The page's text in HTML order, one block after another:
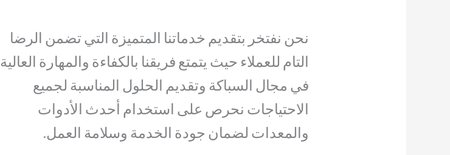
نحن نفتخر بتقديم خدماتنا المتميزة التي تضمن الرضا
التام للعملاء حيث يتمتع فريقنا بالكفاءة والمهارة العالية
في مجال السباكة وتقديم الحلول المناسبة لجميع
الاحتياجات نحرص على استخدام أحدث الأدوات
والمعدات لضمان جودة الخدمة وسلامة العمل.